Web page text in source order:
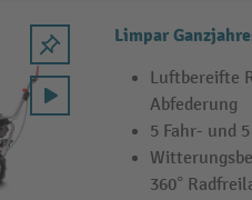
Limpar
Luftbereifte
Abfederung
5 Fahr- und
360°